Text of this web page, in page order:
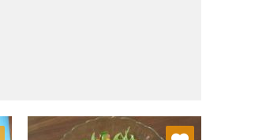
Dodaj do ulubionych